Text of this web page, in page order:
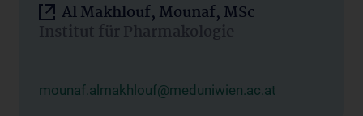
Al Makhlouf, Mounaf, MSc
Institut für Pharmakologie
mounaf.almakhlouf@meduniwien.ac.at